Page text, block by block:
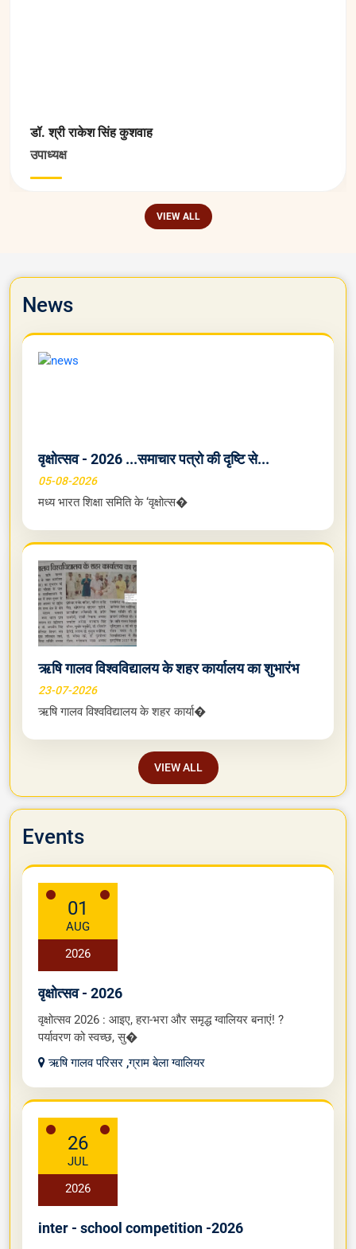
डॉ. श्री राकेश सिंह कुशवाह
उपाध्यक्ष
VIEW ALL
News
वृक्षोत्सव - 2026 ...समाचार पत्रो की दृष्टि से...
05-08-2026
मध्य भारत शिक्षा समिति के ‘वृक्षोत्स�
ऋषि गालव विश्वविद्यालय के शहर कार्यालय का शुभारंभ
23-07-2026
ऋषि गालव विश्वविद्यालय के शहर कार्या�
VIEW ALL
Events
01
AUG
2026
वृक्षोत्सव - 2026
वृक्षोत्सव 2026 : आइए, हरा-भरा और समृद्ध ग्वालियर बनाएं! ?
पर्यावरण को स्वच्छ, सु�
ऋषि गालव परिसर ,ग्राम बेला ग्वालियर
26
JUL
2026
inter - school competition -2026